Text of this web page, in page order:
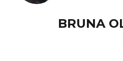
BRUNA